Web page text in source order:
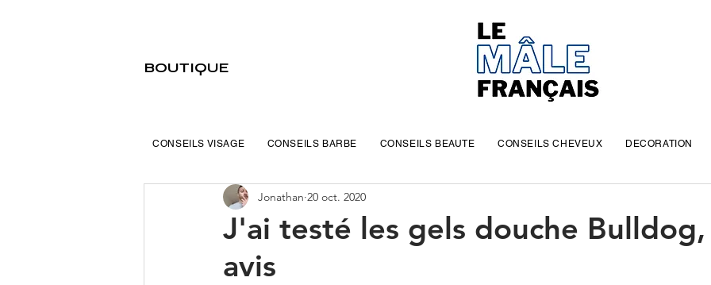
BOUTIQUE
J'ai testé les gels douche
avis
Jonathan 20 oct. 2020
CONSEILS VISAGE CONSEILS BARBE CONSEILS BEAUTE CONSEILS CHEVEUX DECORATION